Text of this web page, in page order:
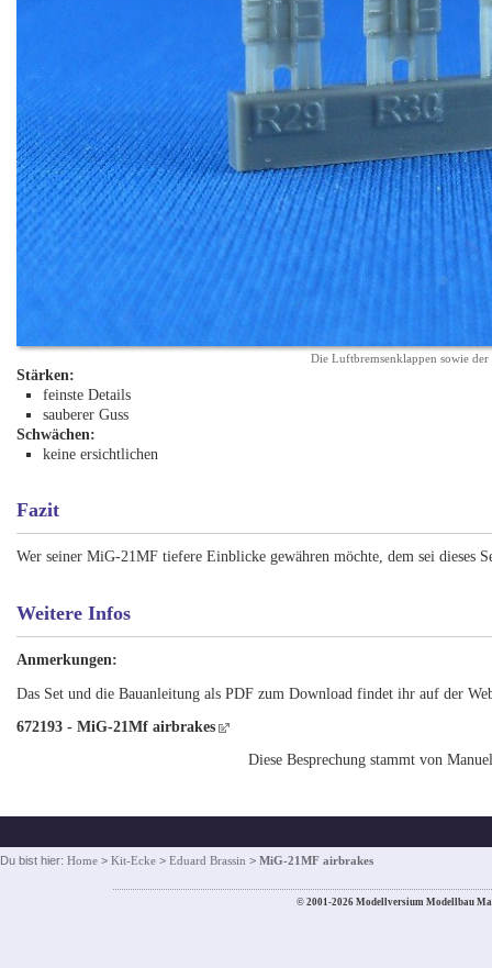
Die Luftbremsenklappen sowie
Stärken:
feinste Details
sauberer Guss
Schwächen:
keine ersichtlichen
Fazit
Wer seiner MiG-21MF tiefere Einblicke gewähren möchte, dem sei dieses
Weitere Infos
Anmerkungen:
Das Set und die Bauanleitung als PDF zum Download findet ihr auf der
672193 - MiG-21Mf airbrakes
Diese Besprechung stammt von
Du bist hier: Home > Kit-Ecke > Eduard Brassin > MiG-21MF airbrakes
© 2001-2026 Modellversium Modellbau